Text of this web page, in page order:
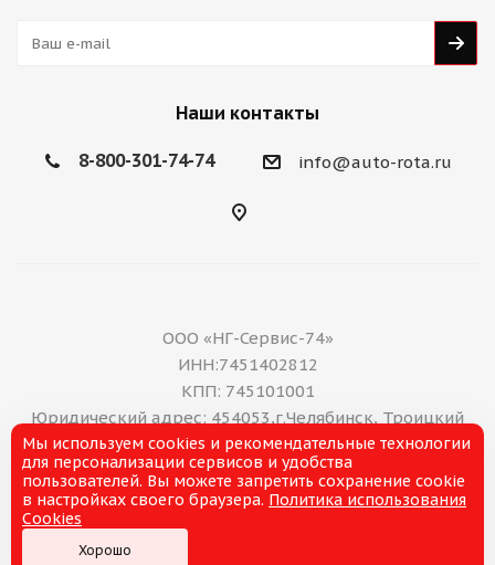
Наши контакты
8-800-301-74-74 info@auto-rota.ru
ООО «НГ-Сервис-74»
ИНН:7451402812
КПП: 745101001
Юридический адрес: 454053,г.Челябинск, Троицкий
тракт, дом 11 А, нежилое помещение 16
E-mail: office@ng-servis.ru
8(351)211-21-07
Мы используем cookies и рекомендательные технологии
для персонализации сервисов и удобства
пользователей. Вы можете запретить сохранение cookie
в настройках своего браузера. Политика использования
Cookies
Хорошо